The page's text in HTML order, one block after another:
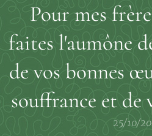
Pour mes
faites l'aumône
de vos bonnes
souffrance et de
25/10/